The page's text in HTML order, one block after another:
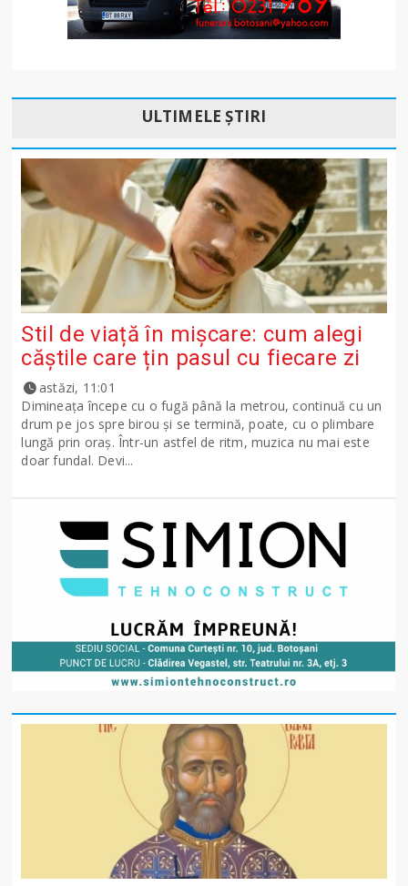
ULTIMELE ȘTIRI
Stil de viață în mișcare: cum alegi
căștile care țin pasul cu fiecare zi
astăzi, 11:01
Dimineața începe cu o fugă până la metrou, continuă cu un
drum pe jos spre birou și se termină, poate, cu o plimbare
lungă prin oraș. Într-un astfel de ritm, muzica nu mai este
doar fundal. Devi...